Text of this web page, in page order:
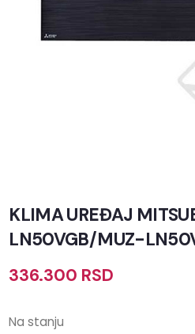
KLIMA UREĐAJ
LN50VGB/MUZ-
336.300 RSD
Na stanju